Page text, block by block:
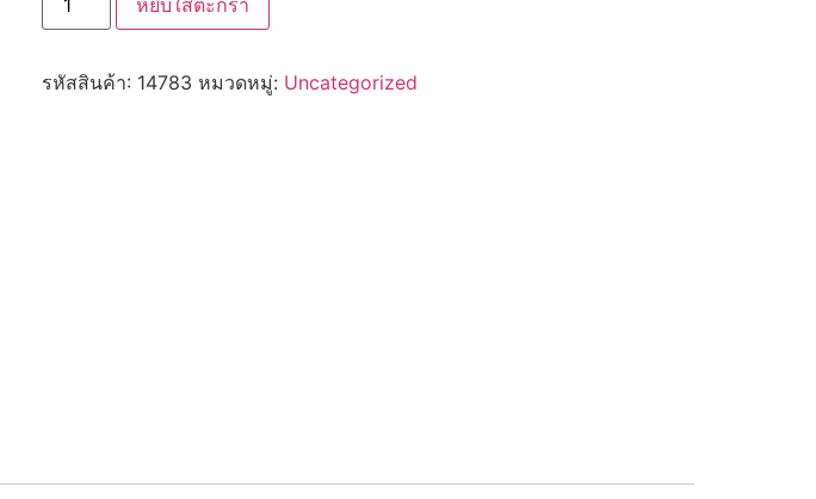
14783
ส
หยิบใส่ตะกร้า
รหัสสินค้า: 14783 หมวดหมู่: Uncategorized